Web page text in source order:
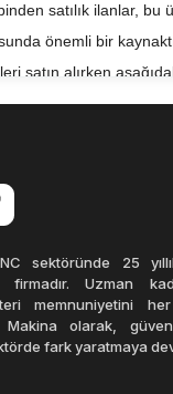
satılık ilanlar, bu
önemli bir
satın alırken
önemlidir:
fiziksel hasarlar
faydalı olabilir.
İkinci el otomasyon
tercih etmek
sektöründe 25
Uzman
memnuniyetini
Makina olarak,
fark yaratmaya